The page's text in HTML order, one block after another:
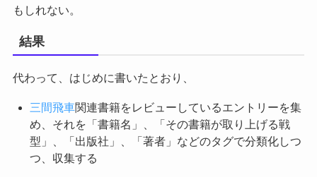
もしれない。
結果
代わって、はじめに書いたとおり、
三間飛車関連書籍をレビューしているエントリーを集
め、それを「書籍名」、「その書籍が取り上げる戦
型」、「出版社」、「著者」などのタグで分類化しつ
つ、収集する